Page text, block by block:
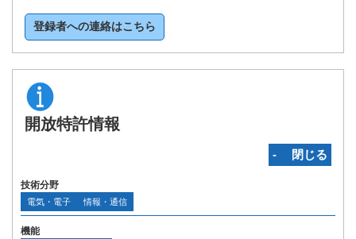
登録者への連絡はこちら
開放特許情報
‐ 閉じる
技術分野
電気・電子 情報・通信
機能